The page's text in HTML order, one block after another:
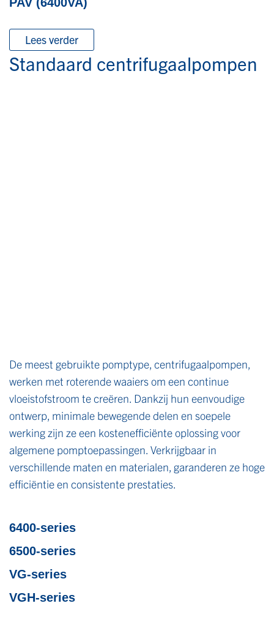
Lees verder
Standaard centrifugaalpompen
De meest gebruikte pomptype, centrifugaalpompen,
werken met roterende waaiers om een continue
vloeistofstroom te creëren. Dankzij hun eenvoudige
ontwerp, minimale bewegende delen en soepele
werking zijn ze een kostenefficiënte oplossing voor
algemene pomptoepassingen. Verkrijgbaar in
verschillende maten en materialen, garanderen ze hoge
efficiëntie en consistente prestaties.
6400-series
6500-series
VG-series
VGH-series